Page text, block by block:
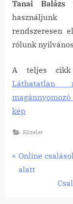
Tanai Balázs
rendszeresen
rólunk
A teljes cikk
kép
Közélet
Bejegyzés
navigáció
P
r
Online
alatt
N